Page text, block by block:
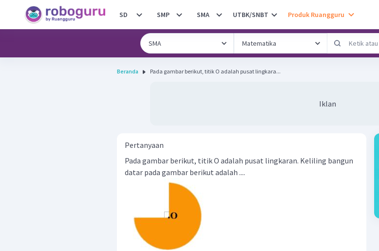
SD SMP SMA UTBK/SNBT Produk Ruangguru
Beranda Pada gambar berikut, titik O adalah pusat lingkara...
Iklan
Pertanyaan
Pada gambar berikut, titik O adalah pusat lingkaran. Keliling bangun
datar pada gambar berikut adalah ....